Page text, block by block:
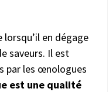
en dégage
saveurs. Il est
par les œnologues
est une qualité